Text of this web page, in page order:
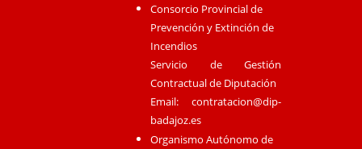
Consorcio Provincial de
Prevención y Extinción de
Incendios
Servicio de Gestión
Contractual de Diputación
Email:contratacion@dip-
badajoz.es
Organismo Autónomo de